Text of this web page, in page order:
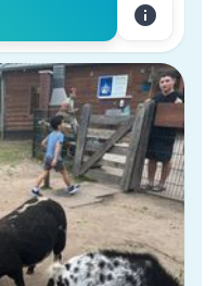
info